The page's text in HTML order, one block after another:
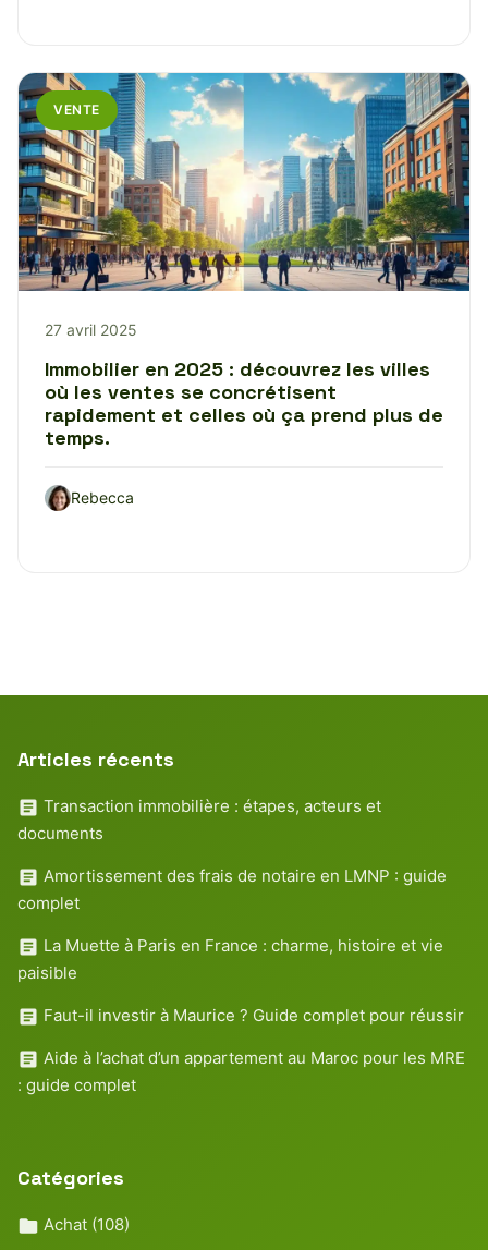
VENTE
27 avril 2025
Immobilier en 2025 : découvrez les villes
où les ventes se concrétisent
rapidement et celles où ça prend plus de
temps.
Rebecca
Articles récents
Transaction immobilière : étapes, acteurs et
documents
Amortissement des frais de notaire en LMNP : guide
complet
La Muette à Paris en France : charme, histoire et vie
paisible
Faut-il investir à Maurice ? Guide complet pour réussir
Aide à l’achat d’un appartement au Maroc pour les MRE
: guide complet
Catégories
Achat (108)